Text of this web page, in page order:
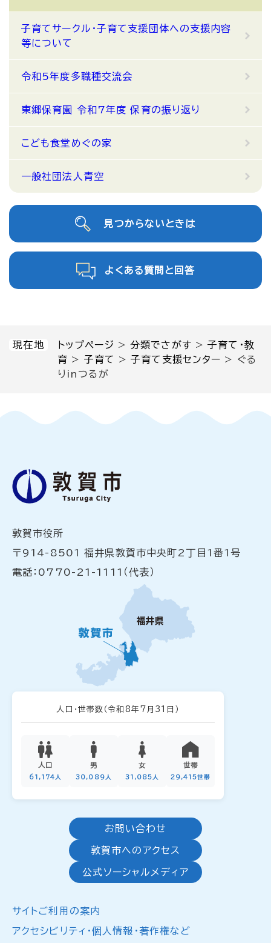
現在地 トップページ >分類でさがす >子育て・教
育 > 子育て >子育て支援センター > ぐる
りinつるが
子育てサークル・子育て支援団体への支援内容
等について
令和5年度多職種交流会
東郷保育園 令和7年度 保育の振り返り
こども食堂めぐの家
一般社団法人青空
見つからないときは
よくある質問と回答
敦賀市役所
〒914-8501 福井県敦賀市中央町2丁目1番1号
電話：0770-21-1111（代表）
人口・世帯数 （令和8年7月31日）
人口
61,174人
男
30,089人
女
31,085人
世帯
29,415世帯
お問い合わせ
敦賀市へのアクセス
公式ソーシャルメディア
サイトご利用の案内
アクセシビリティ・個人情報・著作権など